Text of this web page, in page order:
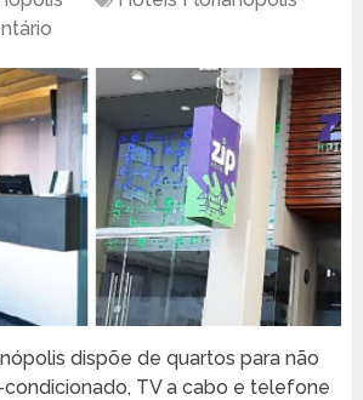
dispõe de quartos para não
TV a cabo e telefone